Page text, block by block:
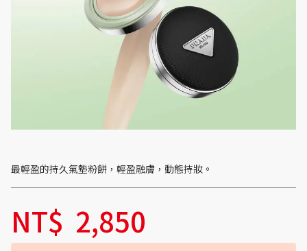
最輕盈的持久氣墊粉餅，輕盈融膚，動態持妝。
NT$ 2,850